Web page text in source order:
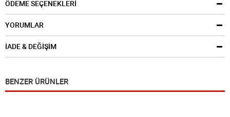
ÖDEME SEÇENEKLERİ
YORUMLAR
İADE & DEĞİŞİM
BENZER ÜRÜNLER